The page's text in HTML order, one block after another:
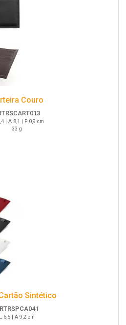
Couro
| A 8,1 | P 0,9 cm
33 g
Sintético
L 6,5 | A 9,2 cm